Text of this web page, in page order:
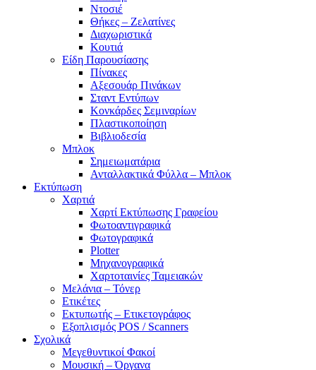
Ντοσιέ
Θήκες – Ζελατίνες
Διαχωριστικά
Κουτιά
Είδη Παρουσίασης
Πίνακες
Αξεσουάρ Πινάκων
Σταντ Εντύπων
Κονκάρδες Σεμιναρίων
Πλαστικοποίηση
Βιβλιοδεσία
Μπλοκ
Σημειωματάρια
Ανταλλακτικά Φύλλα – Μπλοκ
Εκτύπωση
Χαρτιά
Χαρτί Εκτύπωσης Γραφείου
Φωτοαντιγραφικά
Φωτογραφικά
Plotter
Μηχανογραφικά
Χαρτοταινίες Ταμειακών
Μελάνια – Τόνερ
Ετικέτες
Εκτυπωτής – Ετικετογράφος
Εξοπλισμός POS / Scanners
Σχολικά
Μεγεθυντικοί Φακοί
Μουσική – Όργανα